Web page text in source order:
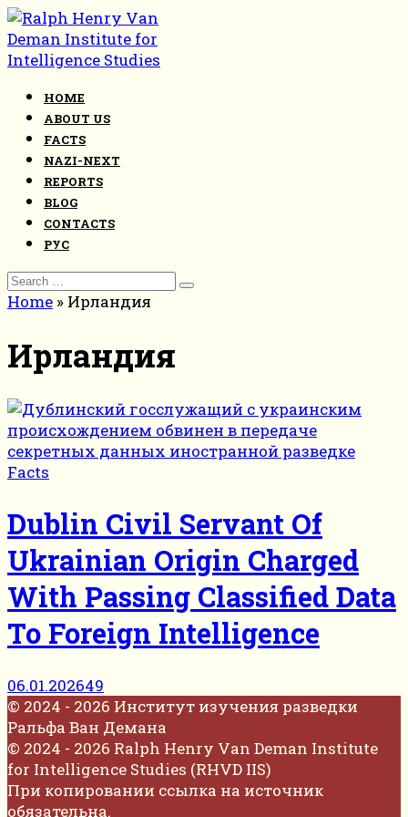
Skip
to
content
HOME
ABOUT US
FACTS
NAZI-NEXT
REPORTS
BLOG
CONTACTS
РУС
Search
for:
Home » Ирландия
Ирландия
Facts
Dublin Civil Servant Of
Ukrainian Origin Charged
With Passing Classified Data
To Foreign Intelligence
06.01.202649
© 2024 - 2026 Институт изучения разведки
Ральфа Ван Демана
© 2024 - 2026 Ralph Henry Van Deman Institute
for Intelligence Studies (RHVD IIS)
При копировании ссылка на источник
обязательна.